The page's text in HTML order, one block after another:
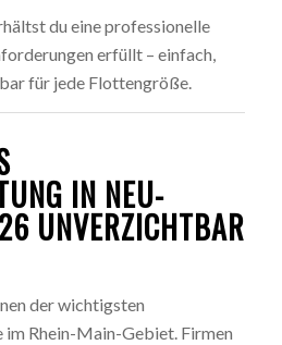
du eine professionelle
erfüllt – einfach,
für jede Flottengröße.
IN NEU-
UNVERZICHTBAR
der wichtigsten
Rhein-Main-Gebiet. Firmen